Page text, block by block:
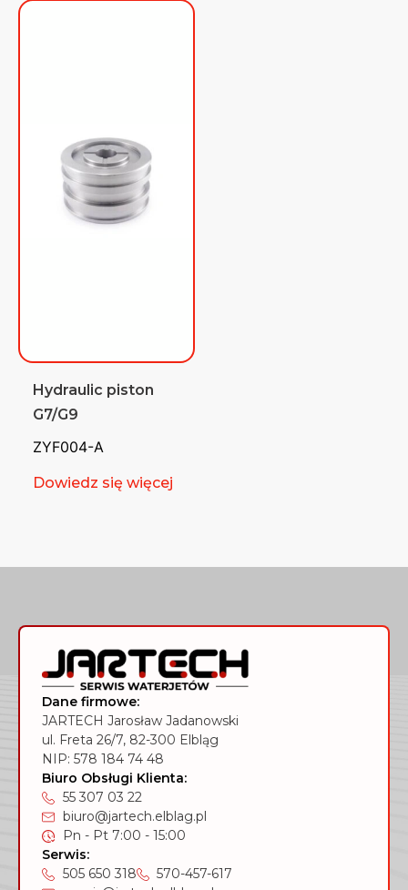
Hydraulic piston
G7/G9
ZYF004-A
Dowiedz się więcej
Dane firmowe:
JARTECH Jarosław Jadanowski
ul. Freta 26/7, 82-300 Elbląg
NIP: 578 184 74 48
Biuro Obsługi Klienta:
55 307 03 22
biuro@jartech.elblag.pl
Pn - Pt 7:00 - 15:00
Serwis:
505 650 318
570-457-617